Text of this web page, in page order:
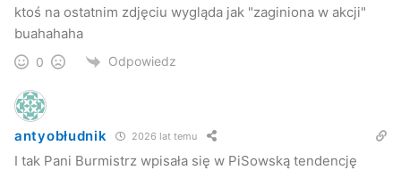
ktoś na ostatnim zdjęciu wygląda jak "zaginiona w akcji"
buahahaha
0 Odpowiedz
antyobłudnik 2026 lat temu
I tak Pani Burmistrz wpisała się w PiSowską tendencję